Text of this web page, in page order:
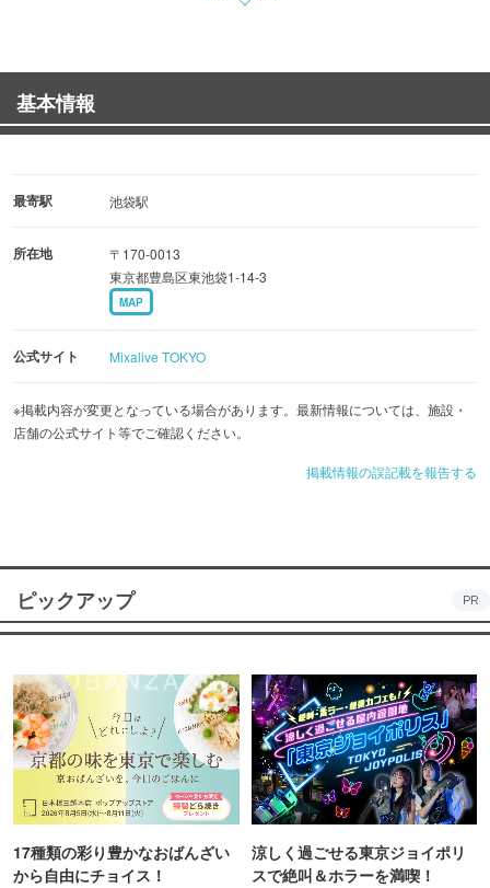
■Club Mixa
音楽ライブに特化したスペースであるClub Mixaでは、キン
グレコード所属アーティストのライブをはじめ、多様なア
■Studio Mixa
ラマの展覧会も続々開催されます。
ブシロードコンテンツのオフィシャルショップが登場で
す。
マンガやアニメとミュージカルが融合した2.5次元演劇を中
心に、数々の公演を国内のみならず海外でも精力的に行う
など、新たなチャレンジを続けているネルケプランニン
■Hall Mixa
講談社関連の作品発表会やトークショーをはじめ、VR演劇
などこれまでなかなか体験できなかった演目も積極的に紹
■Live Cafe Mixa
漫画・アニメ・小説などの様々な作品をテーマに、一定期
間で趣向の変わる“五感で感じるライブカフェ”。
基本情報
最寄駅 池袋駅
所在地
〒170-0013
東京都豊島区東池袋1-14-3
MAP
公式サイト Mixalive TOKYO
※掲載内容が変更となっている場合があります。最新情報については、施設・
店舗の公式サイト等でご確認ください。
掲載情報の誤記載を報告する
ピックアップ PR
17種類の彩り豊かなおばんざい
から自由にチョイス！
涼しく過ごせる東京ジョイポリ
スで絶叫＆ホラーを満喫！